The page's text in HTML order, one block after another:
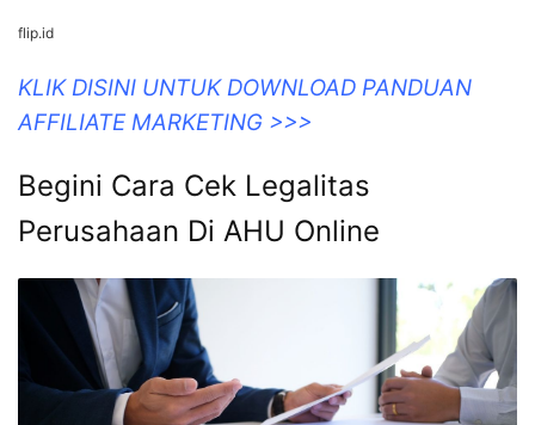
flip.id
KLIK DISINI UNTUK DOWNLOAD PANDUAN
AFFILIATE MARKETING >>>
Perusahaan Di AHU Online